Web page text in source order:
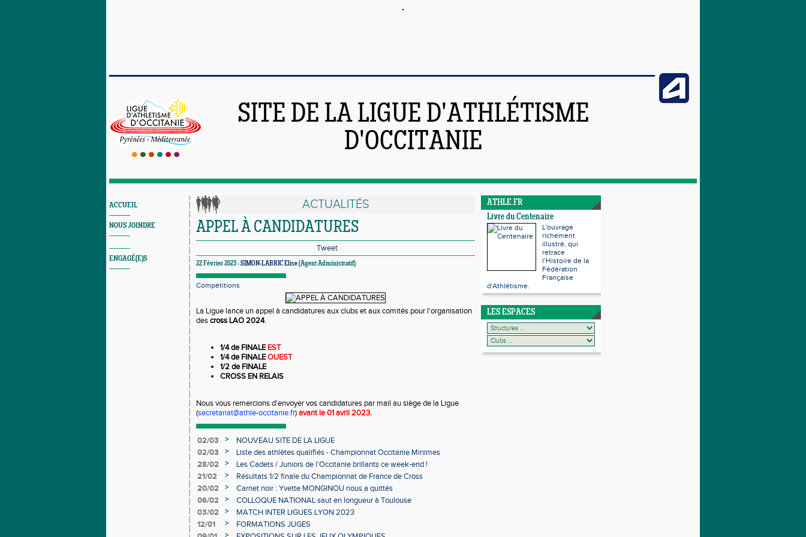
SITE DE LA LIGUE D'ATHLÉTISME
D'OCCITANIE
ACCUEIL
NOUS JOINDRE
ENGAGÉ(E)S
ACTUALITÉS
APPEL À CANDIDATURES
Tweet
22 Février 2023 -SIMON-LABRIC Elise(Agent Administratif)
Compétitions
La Ligue lance un appel à candidatures aux clubs et aux comités pour l'organisation
descross LAO 2024.
1/4 de FINALEEST
1/4 de FINALEOUEST
1/2 de FINALE
CROSS EN RELAIS
Nous vous remercions d'envoyer vos candidatures par mail au siège de la Ligue
(secretariat@athle-occitanie.fr)avant le 01 avril 2023.
02/03 >
NOUVEAU SITE DE LA LIGUE
02/03
>
Liste des athlètes qualifiés - Championnat Occitanie Minimes
Individuels en salle
28/02 >
Les Cadets / Juniors de l'Occitanie brillants ce week-end !
21/02
>
Résultats 1/2 finale du Championnat de France de Cross
20/02
>
Carnet noir : Yvette MONGINOU nous a quittés
06/02
>
COLLOQUE NATIONAL saut en longueur à Toulouse
03/02
>
MATCH INTER LIGUES LYON 2023
12/01
>
FORMATIONS JUGES
ATHLE.FR
Livre du Centenaire
L'ouvrage
richement
illustré, qui
retrace
l’Histoire de la
Fédération
Française
d'Athlétisme.
LES ESPACES